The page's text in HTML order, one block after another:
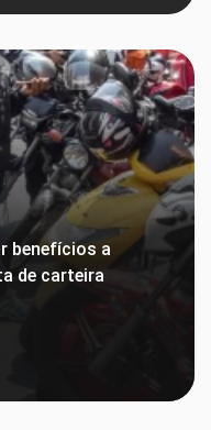
benefícios a
de carteira